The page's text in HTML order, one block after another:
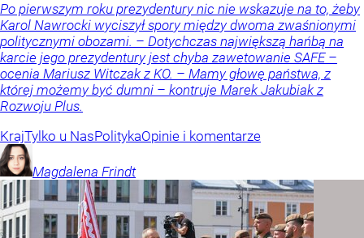
Po pierwszym roku prezydentury nic nie wskazuje na to, żeby
Karol Nawrocki wyciszył spory między dwoma zwaśnionymi
politycznymi obozami. – Dotychczas największą hańbą na
karcie jego prezydentury jest chyba zawetowanie SAFE –
ocenia Mariusz Witczak z KO. – Mamy głowę państwa, z
której możemy być dumni – kontruje Marek Jakubiak z
Rozwoju Plus.
KrajTylko u NasPolitykaOpinie i komentarze
Magdalena Frindt